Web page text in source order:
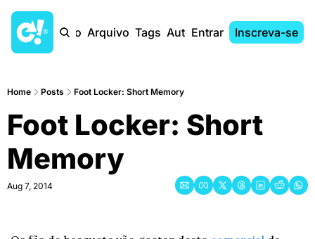
Início Arquivo Tags AutoresEntrar Inscreva-se
Home Posts Foot Locker: Short Memory
Foot Locker: Short
Memory
Aug 7, 2014